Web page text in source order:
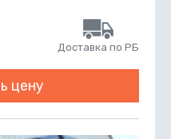
Доставка по РБ
цену